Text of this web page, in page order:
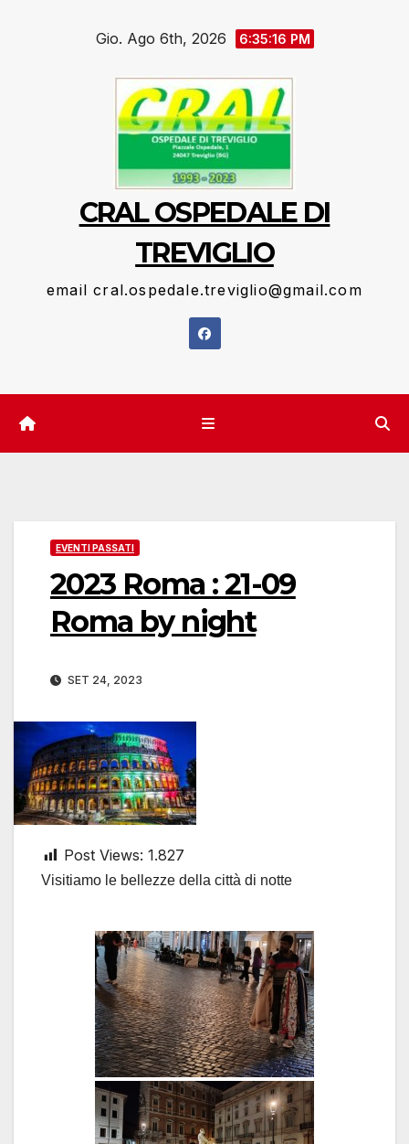
Gio. Ago 6th, 2026 6:35:17 PM
CRAL OSPEDALE DI
TREVIGLIO
email cral.ospedale.treviglio@gmail.com
EVENTI PASSATI
2023 Roma : 21-09
Roma by night
SET 24, 2023
Post Views: 1.827
Visitiamo le bellezze della città di notte